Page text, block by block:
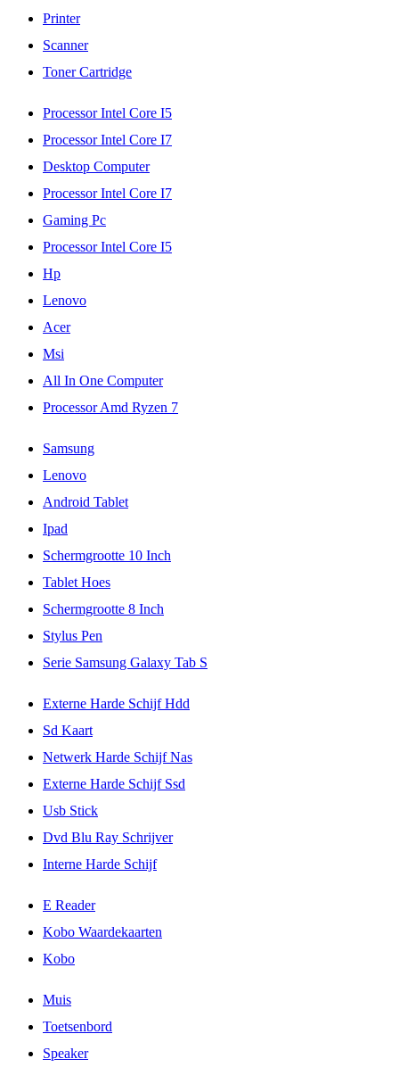
Printer
Scanner
Toner Cartridge
Processor Intel Core I5
Processor Intel Core I7
Desktop Computer
Processor Intel Core I7
Gaming Pc
Processor Intel Core I5
Hp
Lenovo
Acer
Msi
All In One Computer
Processor Amd Ryzen 7
Samsung
Lenovo
Android Tablet
Ipad
Schermgrootte 10 Inch
Tablet Hoes
Schermgrootte 8 Inch
Stylus Pen
Serie Samsung Galaxy Tab S
Externe Harde Schijf Hdd
Sd Kaart
Netwerk Harde Schijf Nas
Externe Harde Schijf Ssd
Usb Stick
Dvd Blu Ray Schrijver
Interne Harde Schijf
E Reader
Kobo Waardekaarten
Kobo
Muis
Toetsenbord
Speaker